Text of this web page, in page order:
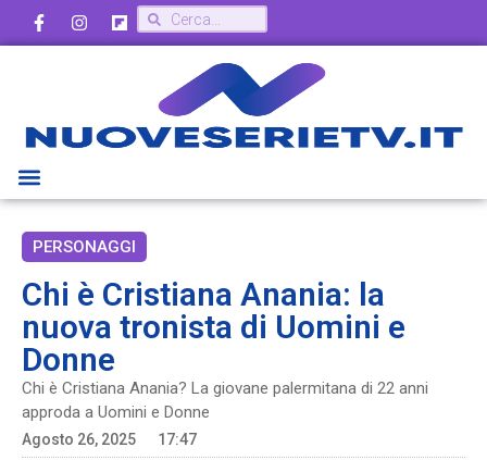
PERSONAGGI
Chi è Cristiana Anania: la
nuova tronista di Uomini e
Donne
Chi è Cristiana Anania? La giovane palermitana di 22 anni
approda a Uomini e Donne
Agosto 26, 2025
17:47